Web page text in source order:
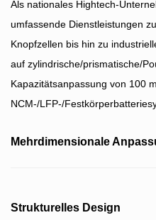
Als nationales Hightech-
umfassende Dienstleistungen
Knopfzellen bis hin zu
auf zylindrische/prismatische/
Kapazitätsanpassung von 100
NCM-/LFP-/
Mehrdimensionale
Strukturelles Design